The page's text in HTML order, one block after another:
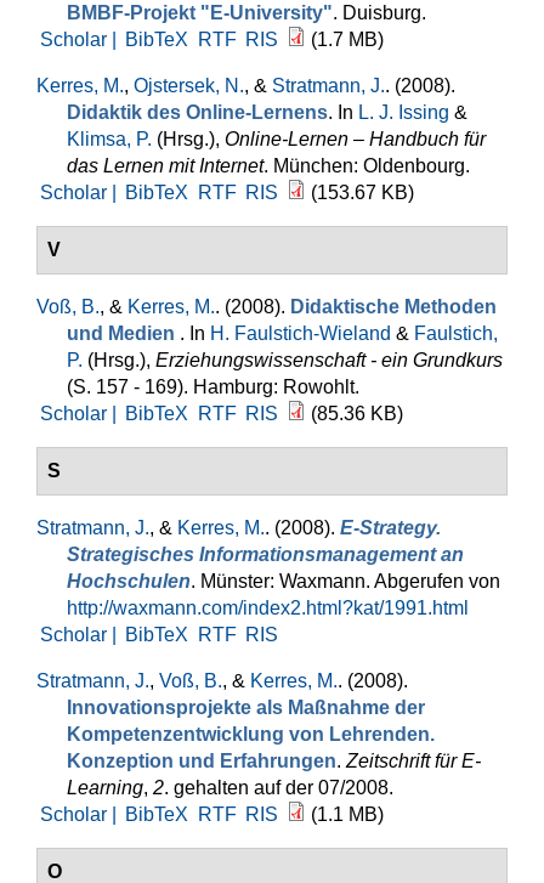
BMBF-Projekt "E-University". Duisburg.
Scholar |
BibTeX RTF RIS (1.7 MB)
Kerres, M., Ojstersek, N., & Stratmann, J.. (2008).
Didaktik des Online-Lernens. In L. J. Issing &
Klimsa, P. (Hrsg.), Online-Lernen – Handbuch für
das Lernen mit Internet. München: Oldenbourg.
Scholar |
BibTeX RTF RIS (153.67 KB)
V
Voß, B., & Kerres, M.. (2008). Didaktische Methoden
und Medien . In H. Faulstich-Wieland & Faulstich,
P. (Hrsg.), Erziehungswissenschaft - ein Grundkurs
(S. 157 - 169). Hamburg: Rowohlt.
Scholar |
BibTeX RTF RIS (85.36 KB)
S
Stratmann, J., & Kerres, M.. (2008). E-Strategy.
Strategisches Informationsmanagement an
Hochschulen. Münster: Waxmann. Abgerufen von
http://waxmann.com/index2.html?kat/1991.html
Scholar |
BibTeX RTF RIS
Stratmann, J., Voß, B., & Kerres, M.. (2008).
Innovationsprojekte als Maßnahme der
Kompetenzentwicklung von Lehrenden.
Konzeption und Erfahrungen. Zeitschrift für E-
Learning, 2. gehalten auf der 07/2008.
Scholar |
BibTeX RTF RIS (1.1 MB)
O